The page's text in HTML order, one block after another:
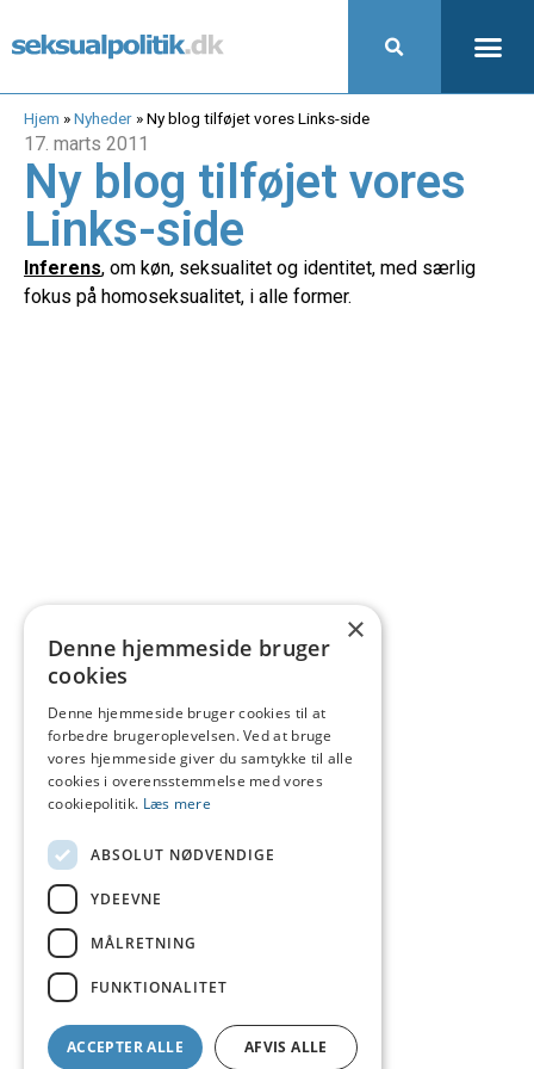
Hjem »Nyheder »Ny blog tilføjet vores Links-side
17. marts 2011
Ny blog tilføjet vores
Links-side
Inferens, om køn, seksualitet og identitet, med særlig
fokus på homoseksualitet, i alle former.
×
Denne hjemmeside bruger
cookies
Denne hjemmeside bruger cookies til at
forbedre brugeroplevelsen. Ved at bruge
vores hjemmeside giver du samtykke til alle
cookies i overensstemmelse med vores
cookiepolitik. Læs mere
ABSOLUT NØDVENDIGE
YDEEVNE
MÅLRETNING
FUNKTIONALITET
ACCEPTER ALLE AFVIS ALLE